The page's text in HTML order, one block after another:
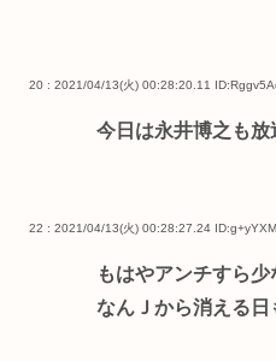
20 : 2021/04/13(火) 00:28:20.11
今日は永井博之も
22 : 2021/04/13(火) 00:28:27.24
もはやアンチすら
なんＪから消える日